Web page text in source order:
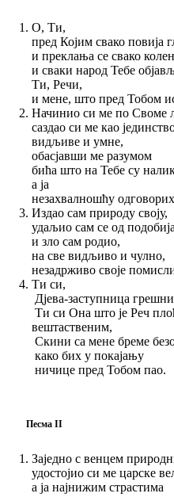
О, Ти,
пред Којим свако повија
и преклања се свако
и сваки народ Тебе
Ти, Речи,
и мене, што пред Тобом
Начинио си ме по Своме
саздао си ме као
видљиве и умне,
обасјавши ме разумом
бића што на Тебе су
а ја
незахвалношћу
Издао сам природу своју,
удаљио сам се од
и зло сам родио,
на све видљиво и чулно,
незадрживо своје
Ти си,
Дјева-заступница
Ти си Она што је Реч
вештаственим,
Скини са мене бреме
како бих у покајању
ничице пред Тобом пао.
Песма II
Заједно с венцем
удостојио си ме царске
а ја најнижим страстима